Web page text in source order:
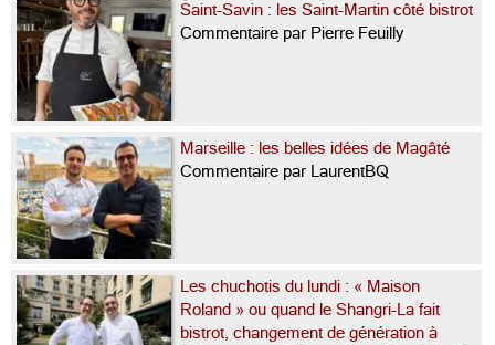
Saint-Savin : les Saint-Martin côté bistrot
Commentaire par Pierre Feuilly
Marseille : les belles idées de Magâté
Commentaire par LaurentBQ
Les chuchotis du lundi : « Maison
Roland » ou quand le Shangri-La fait
bistrot, changement de génération à